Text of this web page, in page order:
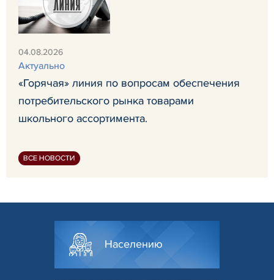
04.08.2026
Актуально
«Горячая» линия по вопросам обеспечения
потребительского рынка товарами
школьного ассортимента.
ВСЕ НОВОСТИ
Населению